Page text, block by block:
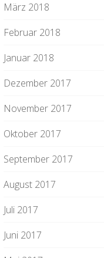
März 2018
Februar 2018
Januar 2018
Dezember 2017
November 2017
Oktober 2017
September 2017
August 2017
Juli 2017
Juni 2017